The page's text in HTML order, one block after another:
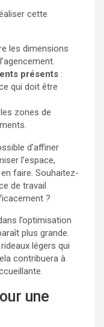
cette
les dimensions
présents :
qui doit être
zones de
d’affiner
l’espace,
faire. Souhaitez-
de travail
?
l’optimisation
plus grande.
légers qui
contribuera à
une